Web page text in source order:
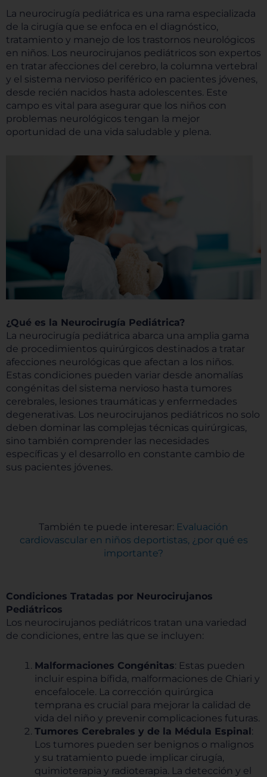
La neurocirugía pediátrica es una rama especializada
de la cirugía que se enfoca en el diagnóstico,
tratamiento y manejo de los trastornos neurológicos
en niños. Los neurocirujanos pediátricos son expertos
en tratar afecciones del cerebro, la columna vertebral
y el sistema nervioso periférico en pacientes jóvenes,
desde recién nacidos hasta adolescentes. Este
campo es vital para asegurar que los niños con
problemas neurológicos tengan la mejor
oportunidad de una vida saludable y plena.
¿Qué es la Neurocirugía Pediátrica?
La neurocirugía pediátrica abarca una amplia gama
de procedimientos quirúrgicos destinados a tratar
afecciones neurológicas que afectan a los niños.
Estas condiciones pueden variar desde anomalías
congénitas del sistema nervioso hasta tumores
cerebrales, lesiones traumáticas y enfermedades
degenerativas. Los neurocirujanos pediátricos no solo
deben dominar las complejas técnicas quirúrgicas,
sino también comprender las necesidades
específicas y el desarrollo en constante cambio de
sus pacientes jóvenes.
También te puede interesar: Evaluación
cardiovascular en niños deportistas, ¿por qué es
importante?
Condiciones Tratadas por Neurocirujanos
Pediátricos
Los neurocirujanos pediátricos tratan una variedad
de condiciones, entre las que se incluyen:
Malformaciones Congénitas: Estas pueden
incluir espina bífida, malformaciones de Chiari y
encefalocele. La corrección quirúrgica
temprana es crucial para mejorar la calidad de
vida del niño y prevenir complicaciones futuras.
Tumores Cerebrales y de la Médula Espinal:
Los tumores pueden ser benignos o malignos
y su tratamiento puede implicar cirugía,
quimioterapia y radioterapia. La detección y el